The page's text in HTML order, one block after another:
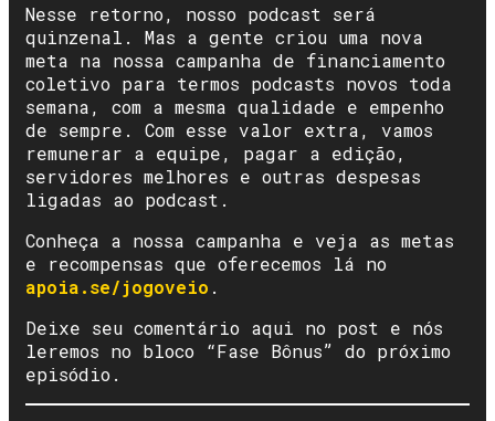
Nesse retorno, nosso podcast será
quinzenal. Mas a gente criou uma nova
meta na nossa campanha de financiamento
coletivo para termos podcasts novos toda
semana, com a mesma qualidade e empenho
de sempre. Com esse valor extra, vamos
remunerar a equipe, pagar a edição,
servidores melhores e outras despesas
ligadas ao podcast.
Conheça a nossa campanha e veja as metas
e recompensas que oferecemos lá no
apoia.se/jogoveio .
Deixe seu comentário aqui no post e nós
leremos no bloco “Fase Bônus” do próximo
episódio.